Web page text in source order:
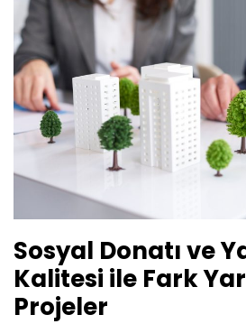
Sosyal Donatı ve
Kalitesi ile Fark
Projeler